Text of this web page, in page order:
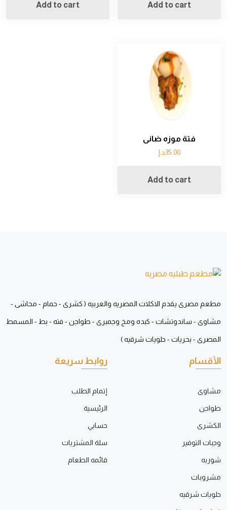
Add to cart
Add to cart
فتة موزه ضانى
35.00د.إ
Add to cart
مطعم مصرى يقدم الاكلات المصريه والعربيه ( كشرى - حمام - محاشى -
مشاوى - ساندوتشات - كبده ومخ وجمبرى - طواجن - فته - بط - المسمط
المصرى - بحريات - حلويات شرقيه )
الأقسام
مشاوى
طواجن
الكشرى
وجبات التوفير
شوربه
مشروبات
حلويات شرقيه
روابط سريعة
إتمام الطلب
الرئيسية
حسابي
سلة المشتريات
قائمه الطعام